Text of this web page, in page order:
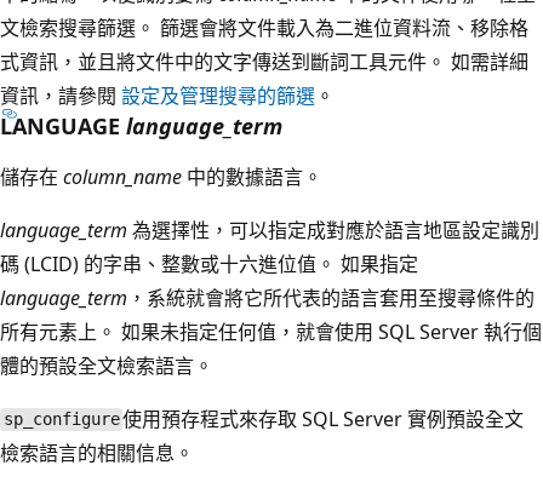
文檢索搜尋篩選。 篩選會將文件載入為二進位資料流、移除格
式資訊，並且將文件中的文字傳送到斷詞工具元件。 如需詳細
資訊，請參閱 設定及管理搜尋的篩選 。
LANGUAGE language_term
儲存在 column_name 中的數據語言。
language_term 為選擇性，可以指定成對應於語言地區設定識別
碼 (LCID) 的字串、整數或十六進位值。 如果指定
language_term ，系統就會將它所代表的語言套用至搜尋條件的
所有元素上。 如果未指定任何值，就會使用 SQL Server 執行個
體的預設全文檢索語言。
sp_configure使用預存程式來存取 SQL Server 實例預設全文
檢索語言的相關信息。